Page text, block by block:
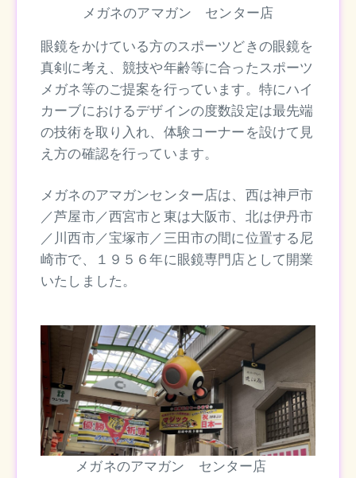
メガネのアマガン センター店
眼鏡をかけている方のスポーツどきの眼鏡を
真剣に考え、競技や年齢等に合ったスポーツ
メガネ等のご提案を行っています。特にハイ
カーブにおけるデザインの度数設定は最先端
の技術を取り入れ、体験コーナーを設けて見
え方の確認を行っています。
メガネのアマガンセンター店は、西は神戸市
／芦屋市／西宮市と東は大阪市、北は伊丹市
／川西市／宝塚市／三田市の間に位置する尼
崎市で、１９５６年に眼鏡専門店として開業
いたしました。
メガネのアマガン センター店